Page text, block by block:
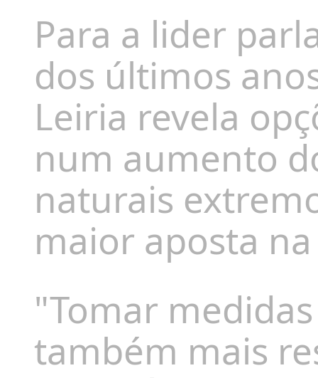
Para a lider
dos últimos
Leiria revela
num aumento
naturais
maior aposta
"Tomar
também mais